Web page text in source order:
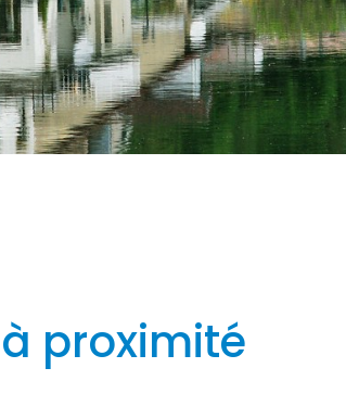
proximité